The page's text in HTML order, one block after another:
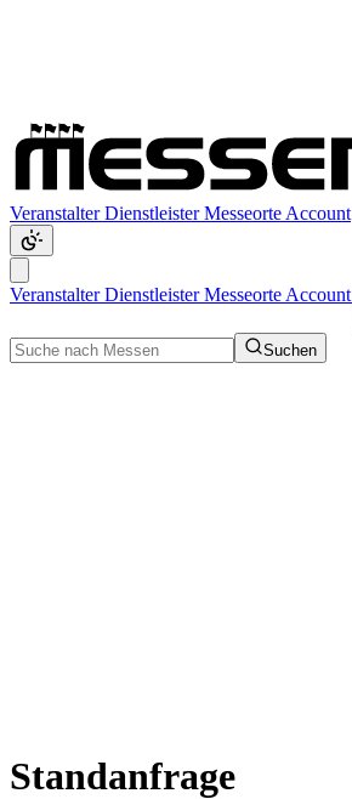
VeranstalterDienstleisterMesseorte Account
VeranstalterDienstleisterMesseorte Account
Suchen
Standanfrage